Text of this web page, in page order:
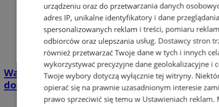
Wakacyjny wypoczynek nad Bałtykiem w
domkach Szmaragdowe Morze
urządzeniu oraz do przetwarzania danych
adres IP, unikalne identyfikatory i dane
spersonalizowanych reklam i treści, pomiaru
odbiorców oraz ulepszania usług. Dostawcy stron
również przetwarzać Twoje dane w tych i innych
wykorzystywać precyzyjne dane geolokalizacyjne i
Twoje wybory dotyczą wyłącznie tej witryny.
opierać się na prawnie uzasadnionym interesie
prawo sprzeciwić się temu w Ustawieniach reklam.